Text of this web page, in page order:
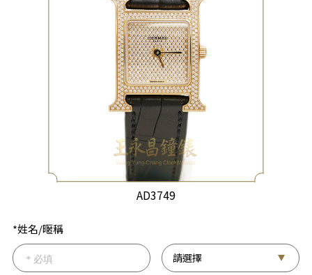
AD3749
*姓名/暱稱